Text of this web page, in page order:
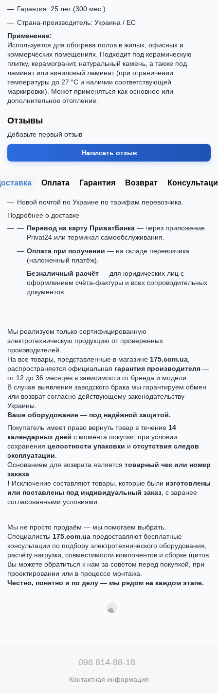
Гарантия: 25 лет (300 мес.)
Страна-производитель: Украина / ЕС
Применение:
Используется для обогрева полов в жилых, офисных и
коммерческих помещениях. Подходит под керамическую
плитку, керамогранит, натуральный камень, а также под
ламинат или виниловый ламинат (при ограничении
температуры до 27 °C и наличии соответствующей
маркировки). Может применяться как основное или
дополнительное отопление.
Отзывы
Добавьте первый отзыв
Написать отзыв
Оплата Гарантия Возврат
Новой почтой по Украине по тарифам перевозчика.
Подробнее о доставке
Перевод на карту ПриватБанка — через приложение
Privat24 или терминал самообслуживания.
Оплата при получении — на складе перевозчика
(наложенный платёж).
Безналичный расчёт — для юридических лиц с
оформлением счёта-фактуры и всех сопроводительных
документов.
Мы реализуем только сертифицированную
электротехническую продукцию от проверенных
производителей.
На все товары, представленные в магазине 175.com.ua
распространяется официальная гарантия производителя —
от 12 до 36 месяцев в зависимости от бренда и модели.
В случае выявления заводского брака мы гарантируем обмен
или возврат согласно действующему законодательству
Украины.
Ваше оборудование — под надёжной защитой.
Покупатель имеет право вернуть товар в течение 14
календарных дней с момента покупки, при условии
сохранения целостности упаковки и отсутствия следов
эксплуатации
Основанием для возврата является товарный чек или номер
заказа
❗ Исключение составляют товары, которые были изготовлены
или поставлены под индивидуальный заказ , с заранее
согласованными условиями.
Мы не просто продаём — мы помогаем выбрать.
Специалисты 175.com.ua предоставляют бесплатные
консультации по подбору электротехнического оборудования,
расчёту нагрузки, совместимости компонентов и сборке щитов.
Вы можете обратиться к нам за советом перед покупкой, при
проектировании или в процессе монтажа.
Честно, понятно и по делу — мы рядом на каждом этапе.
098 814-88-18
Контактная информация